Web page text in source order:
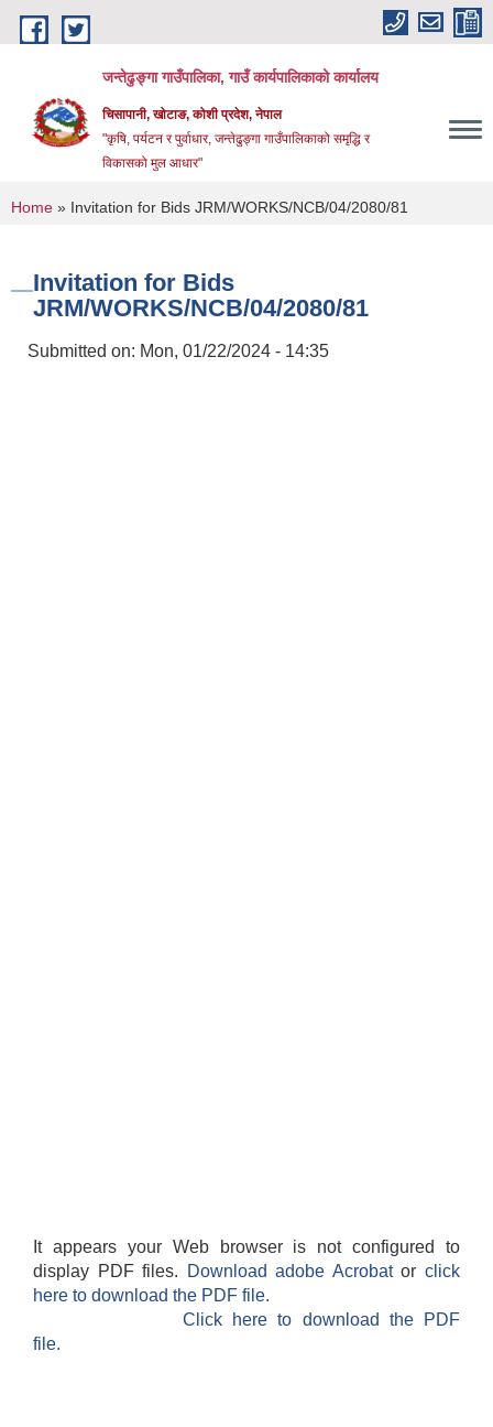
Skip to main content
जन्तेढुङ्गा गाउँपालिका, गाउँ कार्यपालिकाको कार्यालय
चिसापानी, खोटाङ, कोशी प्रदेश, नेपाल
"कृषि, पर्यटन र पुर्वाधार, जन्तेढुङ्गा गाउँपालिकाको समृद्धि र
विकासको मुल आधार"
You are here
Home » Invitation for Bids JRM/WORKS/NCB/04/2080/81
Invitation for Bids
JRM/WORKS/NCB/04/2080/81
Submitted on: Mon, 01/22/2024 - 14:35
It appears your Web browser is not configured to
display PDF files.
Download adobe Acrobatorclick
here to download the PDF file.
Click here to download the PDF
file.